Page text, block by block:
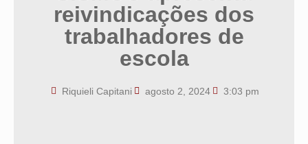
reivindicações dos
trabalhadores de
escola
Riquieli Capitani agosto 2, 2024 3:03 pm